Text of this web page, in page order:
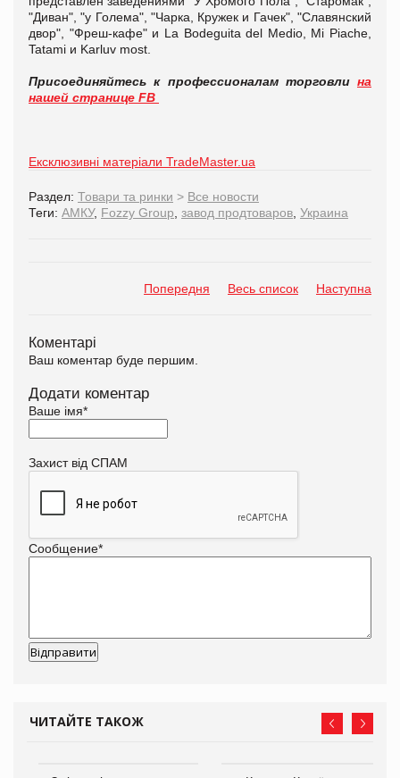
"Диван", "у Голема", "Чарка, Кружек и Гачек", "Славянский
двор", "Фреш-кафе" и La Bodeguita del Medio, Mi Piache,
Tatami и Karluv most.
Присоединяйтесь к профессионалам торговли на
нашей странице FB
Ексклюзивні матеріали TradeMaster.ua
Раздел: Товари та ринки > Все новости
Теги: АМКУ, Fozzy Group завод продтоваров Украина
Попередня Весь список Наступна
Коментарі
Ваш коментар буде першим.
Додати коментар
Ваше імя*
Захист від СПАМ
Сообщение*
ЧИТАЙТЕ ТАКОЖ